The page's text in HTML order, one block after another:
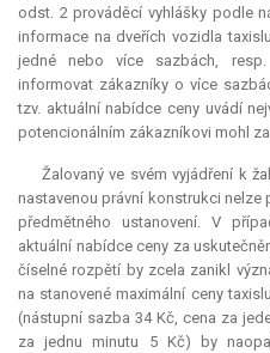
odst. 2 prováděcí vyhlášky podle
informace na dveřích vozidla
jedné nebo více sazbách, resp.
informovat zákazníky o více
tzv. aktuální nabídce ceny uvádí
potencionálním zákazníkovi mohl
Žalovaný ve svém vyjádření k
nastavenou právní konstrukci nelze
předmětného ustanovení. V
aktuální nabídce ceny za
číselné rozpětí by zcela zanikl
na stanovené maximální ceny
(nástupní sazba 34 Kč, cena za
za jednu minutu 5 Kč) by